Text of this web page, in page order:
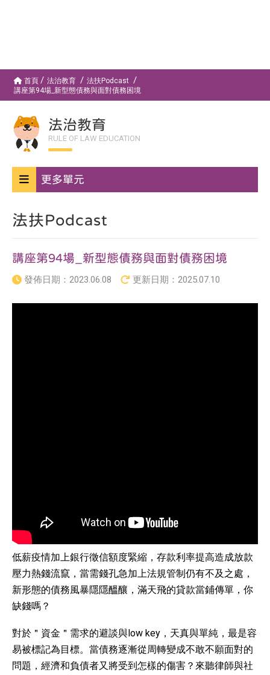
首頁 法治教育
法扶Podcast
講座第94場_新型態債務與面對債務困境
法治教育
RULE OF LAW EDUCATION
更多單元
法扶Podcast
講座第94場_新型態債務與面對債務困境
發佈日期： 2023.06.08 更新日期： 2025.07.10
低薪疫情加上銀行徵信額度緊縮，存款利率提高造成放款
壓力熱錢流竄，當需錢孔急加上法規管制仍有不及之處，
新形態的債務風暴隱隱醞釀，滿天飛的貸款當鋪傳單，你
缺錢嗎？
對於＂資金＂需求的避談與low key，天真與單純，最是容
易被標記為目標。當債務逐漸從周轉變成不敢不願面對的
問題，經濟和負債者又將受到怎樣的傷害？來聽律師與社